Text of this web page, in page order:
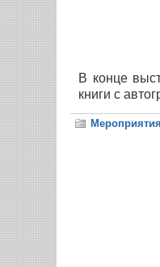
В конце
книги с
Мероприятия